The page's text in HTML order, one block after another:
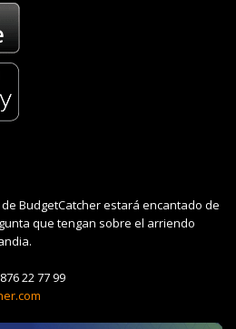
BudgetCatcher estará encantado de
que tengan sobre el arriendo
22 77 99